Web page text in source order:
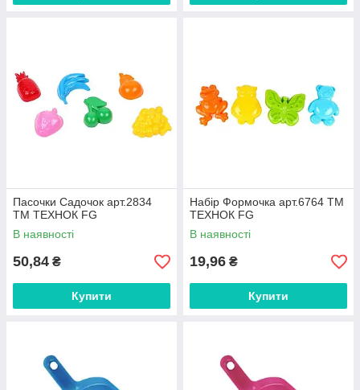
Пасочки Садочок арт.2834
ТМ ТЕХНОК FG
В наявності
50,84 ₴
Купити
Набір Формочка арт.6764 ТМ
ТЕХНОК FG
В наявності
19,96 ₴
Купити